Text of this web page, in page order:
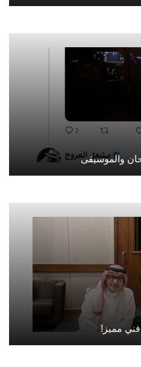
والموسيقى
فني مميز!